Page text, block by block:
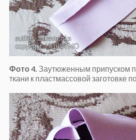
Фото 4. Заутюженным припуском
ткани к пластмассовой заготовке